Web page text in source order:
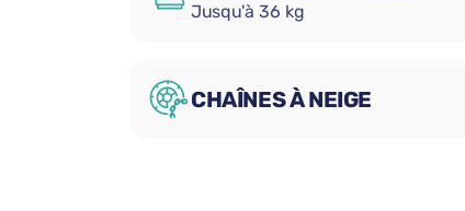
Jusqu'à 36 kg
CHAÎNES À NEIGE